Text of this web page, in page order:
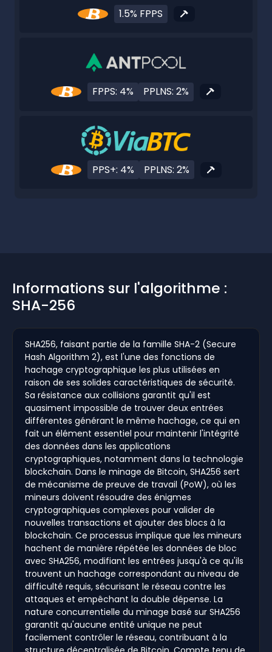
1.5% FPPS
FPPS: 4% PPLNS: 2%
PPS+: 4% PPLNS: 2%
Informations sur l'algorithme :
SHA-256
SHA256, faisant partie de la famille SHA-2 (Secure
Hash Algorithm 2), est l'une des fonctions de
hachage cryptographique les plus utilisées en
raison de ses solides caractéristiques de sécurité.
Sa résistance aux collisions garantit qu'il est
quasiment impossible de trouver deux entrées
différentes générant le même hachage, ce qui en
fait un élément essentiel pour maintenir l'intégrité
des données dans les applications
cryptographiques, notamment dans la technologie
blockchain. Dans le minage de Bitcoin, SHA256 sert
de mécanisme de preuve de travail (PoW), où les
mineurs doivent résoudre des énigmes
cryptographiques complexes pour valider de
nouvelles transactions et ajouter des blocs à la
blockchain. Ce processus implique que les mineurs
hachent de manière répétée les données de bloc
avec SHA256, modifiant les entrées jusqu'à ce qu'ils
trouvent un hachage correspondant au niveau de
difficulté requis, sécurisant le réseau contre les
attaques et empêchant la double dépense. La
nature concurrentielle du minage basé sur SHA256
garantit qu'aucune entité unique ne peut
facilement contrôler le réseau, contribuant à la